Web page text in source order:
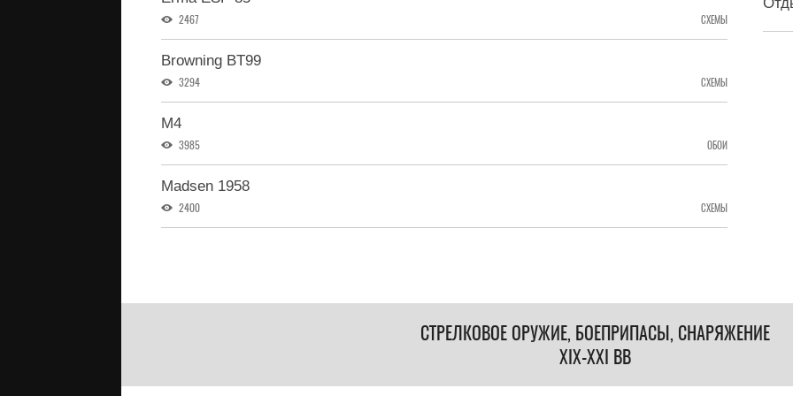
2467 СХЕМЫ
Browning BT99
3294 СХЕМЫ
M4
3985 ОБОИ
Madsen 1958
2400 СХЕМЫ
СТРЕЛКОВОЕ ОРУЖИЕ, БОЕПРИПАСЫ, СНАРЯЖЕНИЕ
XIX-XXI ВВ